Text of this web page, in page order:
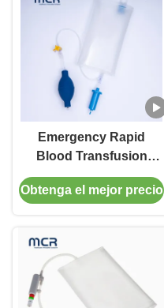
Emergency Rapid
Blood Transfusion
Device Pressure
Infusion Bag
Obtenga el mejor precio